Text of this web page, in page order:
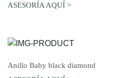
ASESORÍA AQUÍ >
AGREGAR
Anillo Baby black diamond